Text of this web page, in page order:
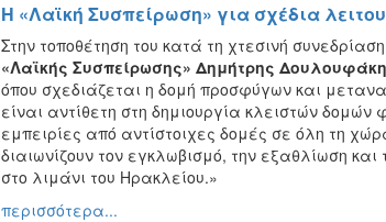
Η «Λαϊκή Συσπείρωση» για σχέδια
Στην τοποθέτηση του κατά τη χτεσινή
«Λαϊκής Συσπείρωσης» Δημήτρης
όπου σχεδιάζεται η δομή προσφύγων και
είναι αντίθετη στη δημιουργία κλειστών
εμπειρίες από αντίστοιχες δομές σε όλη τη
διαιωνίζουν τον εγκλωβισμό, την εξαθλίωση
στο λιμάνι του Ηρακλείου.»
περισσότερα...